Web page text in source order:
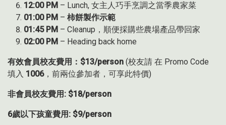
12:00 PM – Lunch, 女主人巧手烹調之當季農家菜
01:00 PM – 柿餅製作示範
01:45 PM – Cleanup，順便採購些農場產品帶回家
02:00 PM – Heading back home
有效會員校友費用：$13/person (校友請 在 Promo Code
填入 1006，前兩位參加者，可享此特價)
非會員校友費用: $18/person
6歲以下孩童費用: $9/person